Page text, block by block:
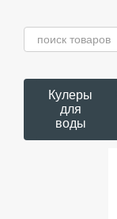
Кулеры
для
воды